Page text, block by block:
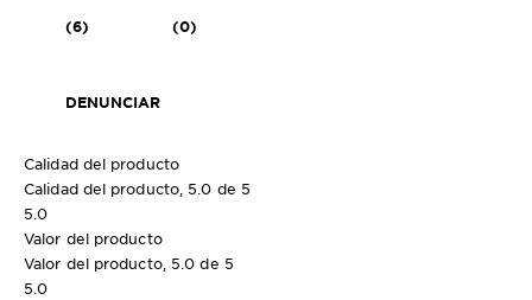
(6) (0)
DENUNCIAR
Calidad del producto
Calidad del producto, 5.0 de 5
5.0
Valor del producto
Valor del producto, 5.0 de 5
5.0